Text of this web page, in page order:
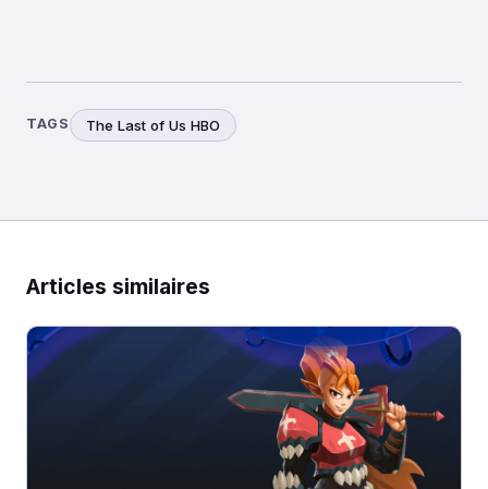
TAGS The Last of Us HBO
Articles similaires